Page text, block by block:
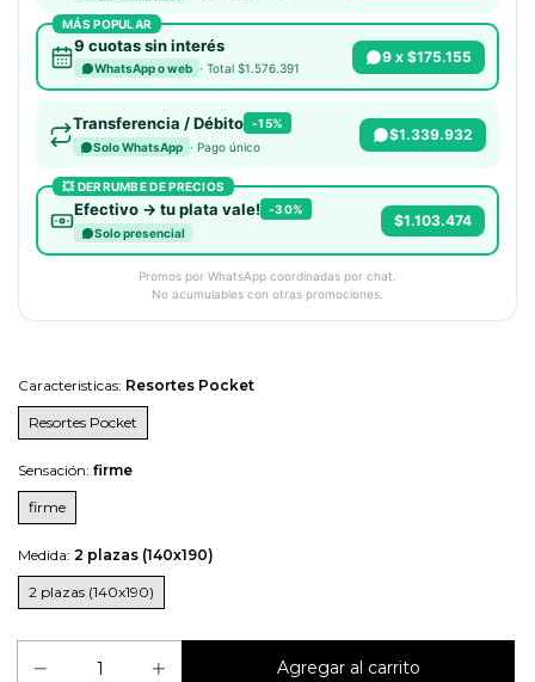
MÁS POPULAR
9 cuotas sin interés
WhatsApp o web · Total $1.576.391
9 x $175.155
Transferencia / Débito -15%
Solo WhatsApp · Pago único
$1.339.932
💥 DERRUMBE DE PRECIOS
Efectivo → tu plata vale!
-30%
Solo presencial
$1.103.474
Promos por WhatsApp coordinadas por chat.
No acumulables con otras promociones.
Caracteristicas: Resortes Pocket
Resortes Pocket
Sensación: firme
firme
Medida: 2 plazas (140x190)
2 plazas (140x190)